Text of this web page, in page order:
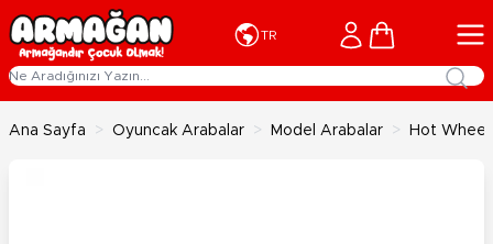
İçeriğe geç
TR Cart
Ana Sayfa > Oyuncak Arabalar > Model Arabalar > Hot